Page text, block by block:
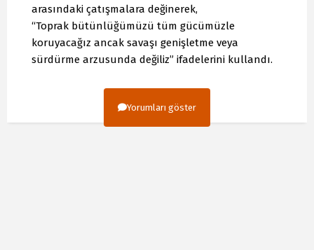
arasındaki çatışmalara değinerek,
“Toprak bütünlüğümüzü tüm gücümüzle
koruyacağız ancak savaşı genişletme veya
sürdürme arzusunda değiliz” ifadelerini kullandı.
Yorumları göster